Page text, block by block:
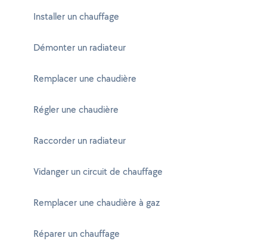
Installer un chauffage
Démonter un radiateur
Remplacer une chaudière
Régler une chaudière
Raccorder un radiateur
Vidanger un circuit de chauffage
Remplacer une chaudière à gaz
Réparer un chauffage